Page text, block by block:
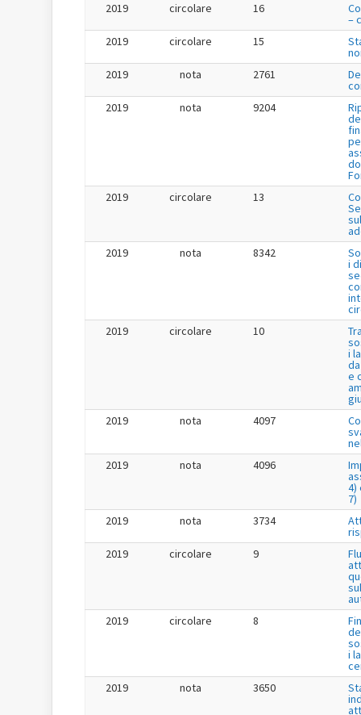
2019
circolare 16
–
2019
circolare 15
2019
nota 2761
2019
nota 9204
2019
circolare 13
2019
nota 8342
i
2019
circolare 10
i
e
2019
nota 4097
2019
nota 4096
4)
7)
2019
nota 3734
2019
circolare 9
2019
circolare 8
i
2019
nota 3650